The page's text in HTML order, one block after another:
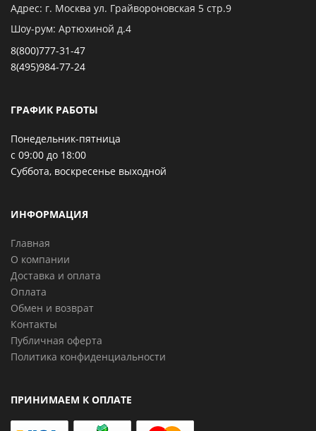
Адрес: г. Москва ул. Грайвороновская 5 стр.9
Шоу-рум: Артюхиной д.4
8(800)777-31-47
8(495)984-77-24
ГРАФИК РАБОТЫ
Понедельник-пятница
с 09:00 до 18:00
Суббота, воскресенье выходной
ИНФОРМАЦИЯ
Главная
О компании
Доставка и оплата
Оплата
Обмен и возврат
Контакты
Публичная оферта
Политика конфиденциальности
ПРИНИМАЕМ К ОПЛАТЕ